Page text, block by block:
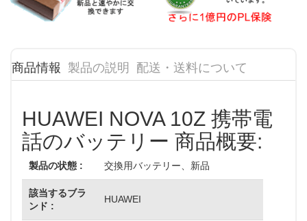
商品情報 製品の説明 配送・送料について
HUAWEI NOVA 10Z 携帯電
話のバッテリー 商品概要:
製品の状態 : 交換用バッテリー、新品
該当するブラ
ンド :
HUAWEI